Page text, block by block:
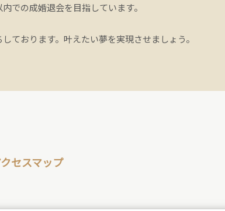
での成婚退会を目指しています。
ております。叶えたい夢を実現させましょう。
セスマップ